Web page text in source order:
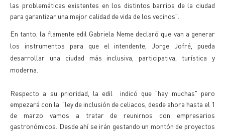
las problemáticas existentes en los distintos barrios de la ciudad
para garantizar una mejor calidad de vida de los vecinos".
En tanto, la flamente edil Gabriela Neme declaró que van a generar
los instrumentos para que el intendente, Jorge Jofré, pueda
desarrollar una ciudad más inclusiva, participativa, turística y
moderna.
Respecto a su prioridad, la edil indicó que "hay muchas" pero
empezará con la "ley de inclusión de celiacos, desde ahora hasta el 1
de marzo vamos a tratar de reunirnos con empresarios
gastronómicos. Desde ahí se irán gestando un montón de proyectos